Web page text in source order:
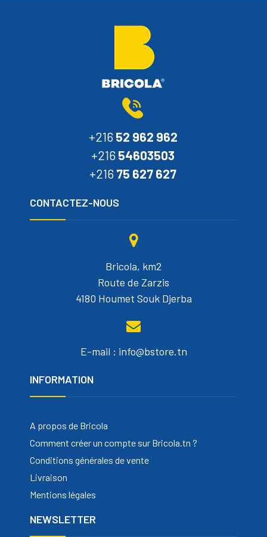
+216 52 962 962
+216 54603503
+216 75 627 627
CONTACTEZ-NOUS
Bricola, km2
Route de Zarzis
4180 Houmet Souk Djerba
E-mail : info@bstore.tn
INFORMATION
A propos de Bricola
Comment créer un compte sur Bricola.tn ?
Conditions générales de vente
Livraison
Mentions légales
NEWSLETTER